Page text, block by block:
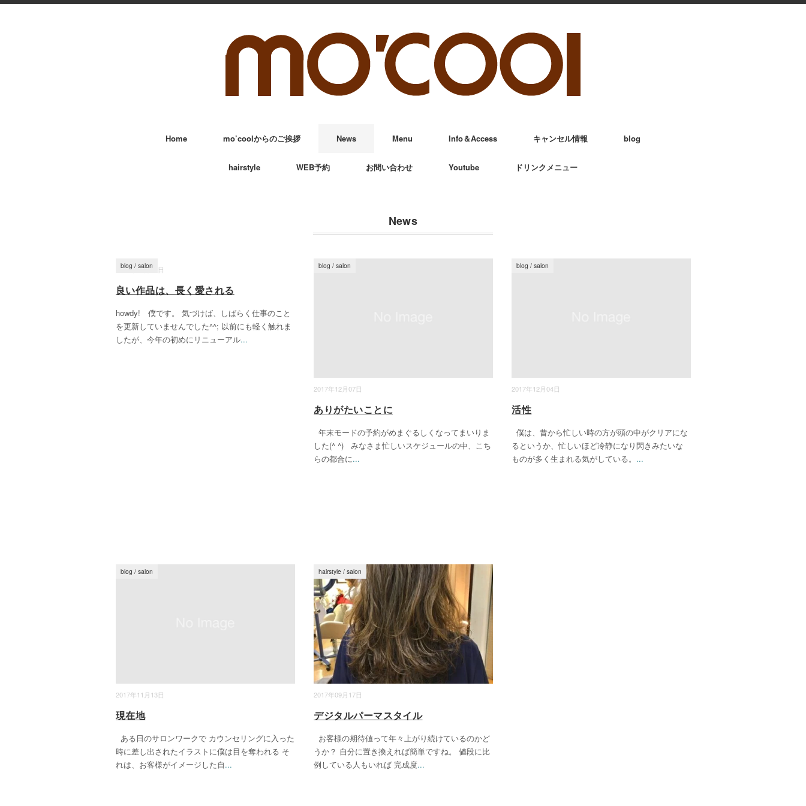
Home mo’coolからのご挨拶 News Menu Info＆Access キャンセル情報 blog
hairstyle WEB予約 お問い合わせ Youtube ドリンクメニュー
News
2017年12月14日
blog / salon
良い作品は、長く愛される
howdy! 僕です。 気づけば、しばらく仕事のこと
を更新していませんでした^^; 以前にも軽く触れま
したが、今年の初めにリニューアル...
2017年12月07日
blog /salon
ありがたいことに
年末モードの予約がめまぐるしくなってまいりま
した(^ ^) みなさま忙しいスケジュールの中、こち
らの都合に...
2017年12月04日
blog /salon
活性
僕は、昔から忙しい時の方が頭の中がクリアにな
るというか、忙しいほど冷静になり閃きみたいな
ものが多く生まれる気がしている。 ...
2017年11月13日
blog / salon
現在地
ある日のサロンワークで カウンセリングに入った
時に差し出されたイラストに僕は目を奪われる そ
れは、お客様がイメージした自...
2017年09月17日
hairstyle /salon
デジタルパーマスタイル
お客様の期待値って年々上がり続けているのかど
うか？ 自分に置き換えれば簡単ですね。 値段に比
例している人もいれば 完成度...